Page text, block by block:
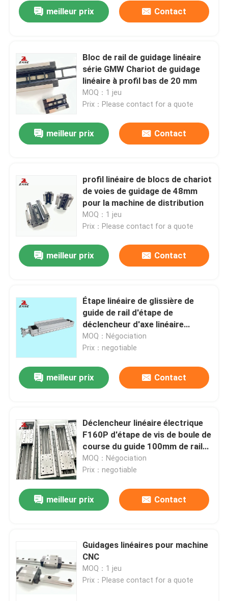
meilleur prix Contact
Bloc de rail de guidage linéaire
série GMW Chariot de guidage
linéaire à profil bas de 20 mm
MOQ：1 jeu
Prix：Please contact for a quote
meilleur prix Contact
profil linéaire de blocs de chariot
de voies de guidage de 48mm
pour la machine de distribution
MOQ：1 jeu
Prix：Please contact for a quote
meilleur prix Contact
Étape linéaire de glissière de
guide de rail d'étape de
déclencheur d'axe linéaire
électrique de voyage pour le
contrôleur de routeur de
ordinateur
MOQ：Négociation
Prix：negotiable
meilleur prix Contact
Déclencheur linéaire électrique
F160P d'étape de vis de boule de
course du guide 100mm de rail
de mouvement linéaire de
commande numérique par
MOQ：Négociation
Prix：negotiable
meilleur prix Contact
Guidages linéaires pour machine
CNC
MOQ：1 jeu
Prix：Please contact for a quote